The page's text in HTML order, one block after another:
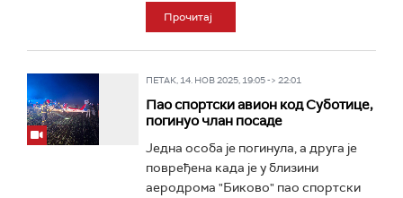
Прочитај
ПЕТАК, 14. НОВ 2025, 19:05 -> 22:01
Пао спортски авион код Суботице,
погинуо члан посаде
Једна особа је погинула, а друга је
повређена када је у близини
аеродрома "Биково" пао спортски